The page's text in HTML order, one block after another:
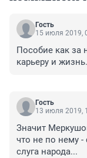
Гость
15 июля 2019,
Пособие как за
карьеру и жизнь.
Гость
13 июля 2019,
Значит
что не по нему -
слуга народа...